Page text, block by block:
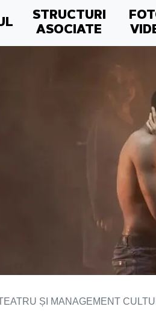
STRUCTURI
ASOCIATE
ȘI MANAGEMENT